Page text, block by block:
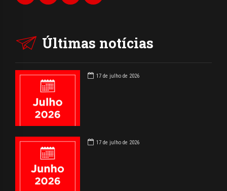
Últimas notícias
17 de julho de 2026
17 de julho de 2026